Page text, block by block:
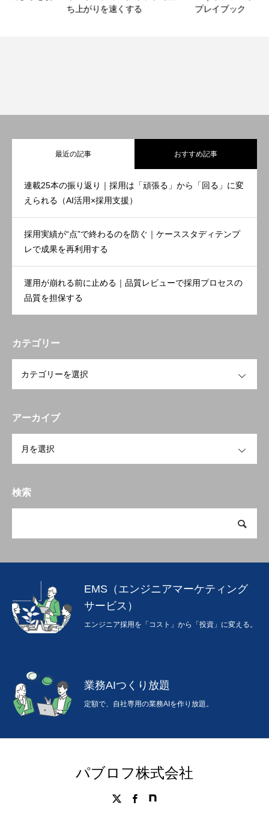
ち上がりを速くする
プレイブック
最近の記事 おすすめ記事
連載25本の振り返り｜採用は「頑張る」から「回る」に変
えられる（AI活用×採用支援）
採用実績が“点”で終わるのを防ぐ｜ケーススタディテンプ
レで成果を再利用する
運用が崩れる前に止める｜品質レビューで採用プロセスの
品質を担保する
カテゴリー
アーカイブ
検索
EMS（エンジニアマーケティング
サービス）
エンジニア採用を「コスト」から「投資」に変える。
業務AIつくり放題
定額で、自社専用の業務AIを作り放題。
パブロフ株式会社